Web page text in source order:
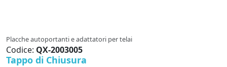
Placche autoportanti e adattatori per telai
Codice: QX-2003005
Tappo di Chiusura